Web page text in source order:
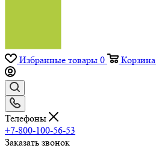
Избранные товары 0 Корзина
Телефоны
+7-800-100-56-53
Заказать звонок